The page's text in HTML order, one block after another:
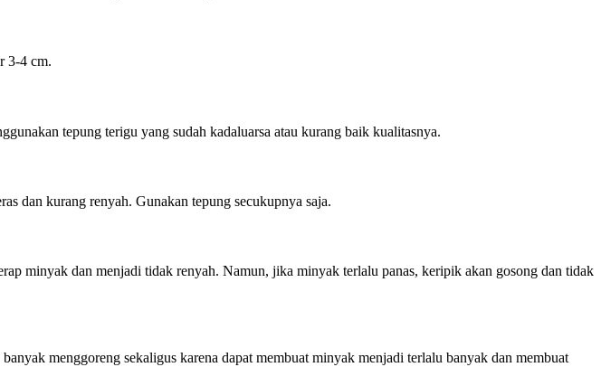
3-4 cm.
tepung terigu yang sudah kadaluarsa atau kurang baik kualitasnya.
dan kurang renyah. Gunakan tepung secukupnya saja.
minyak dan menjadi tidak renyah. Namun, jika minyak terlalu panas, keripik akan gosong dan tidak
menggoreng sekaligus karena dapat membuat minyak menjadi terlalu banyak dan membuat